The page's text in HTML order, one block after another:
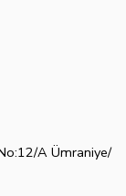
A Ümraniye/